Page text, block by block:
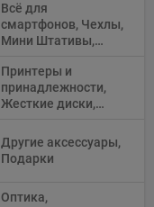
Всё для
смартфонов, Чехлы,
Мини Штативы,
Принтеры и
принадлежности,
Жесткие диски,
Проекторы,
Графические
Планшеты, Бумага
Другие аксессуары,
Подарки
Оптика,